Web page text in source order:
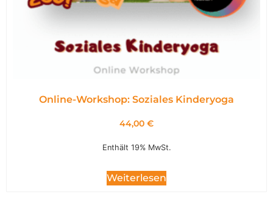
Online-Workshop: Soziales Kinderyoga
44,00 €
Enthält 19% MwSt.
Weiterlesen